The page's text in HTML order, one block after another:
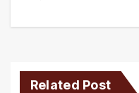
Related Post